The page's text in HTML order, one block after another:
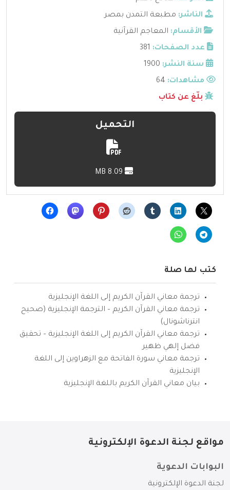
الناشر: مطبعة التمدن بمصر
الأقسام: المعاجم القرآنية
عدد الصفحات: 381
سنة النشر: 1900
مشاهدات:
بلّغ عن كتاب
التحميل
كتب لها صلة
ترجمة معاني القرآن الكريم إلى اللغة الإنجليزية
ترجمة معاني القرآن الكريم – الترجمة الإنجليزية (صحيح
انترناشونال)
ترجمة معاني القرآن الكريم إلى اللغة الإنجليزية – تحقيق
فضل إلهي ظهير
ترجمة معاني سورة الفاتحة مع الزهراوين إلى اللغة
الإنجليزية
بيان معاني القرآن الكريم باللغة الإنجليزية
مواقع لجنة الدعوة الإلكترونية
البوابات الدعوية
لجنة الدعوة الإلكترونية